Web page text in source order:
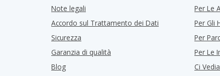
Note legali
Accordo sul Trattamento dei Dati
Sicurezza
Garanzia di qualità
Blog
Per Le
Per Gli
Per
Per Le
Ci